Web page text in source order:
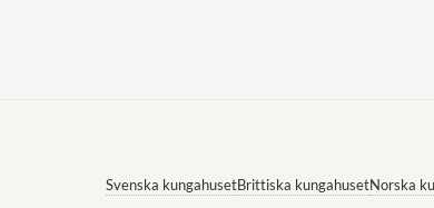
Svenska kungahusetBrittiska kungahusetNorska